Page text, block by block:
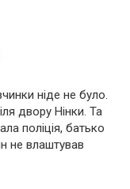
ніде не було.
двору Нінки. Та
поліція, батько
не влаштував